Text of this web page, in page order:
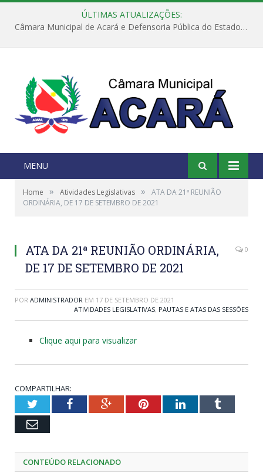
ÚLTIMAS ATUALIZAÇÕES:
Câmara Municipal de Acará e Defensoria Pública do Estado, promovem Ação Balcão de Direitos
MENU
Home » Atividades Legislativas »
ATA DA 21ª REUNIÃO
ORDINÁRIA, DE 17 DE SETEMBRO DE 2021
ATA DA 21ª REUNIÃO ORDINÁRIA,
DE 17 DE SETEMBRO DE 2021
0
POR ADMINISTRADOR EM 17 DE SETEMBRO DE 2021
ATIVIDADES LEGISLATIVAS, PAUTAS E ATAS DAS SESSÕES
Clique aqui para visualizar
COMPARTILHAR:
TwitterFacebookGoogle+PinterestLinkedInTumblr
Email
CONTEÚDO RELACIONADO